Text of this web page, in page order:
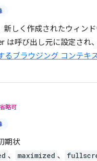
新しく作成されたウィン
は呼び出し元に設定され
るブラウジング コンテキ
省略可
期状
、 maximized 、